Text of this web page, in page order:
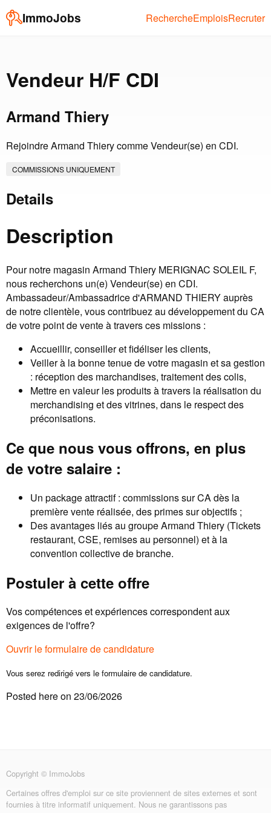
ImmoJobs RechercheEmploisRecruter
Vendeur H/F CDI
Armand Thiery
Rejoindre Armand Thiery comme Vendeur(se) en CDI.
COMMISSIONS UNIQUEMENT
Details
Description
Pour notre magasin Armand Thiery MERIGNAC SOLEIL F,
nous recherchons un(e) Vendeur(se) en CDI.
Ambassadeur/Ambassadrice d'ARMAND THIERY auprès
de notre clientèle, vous contribuez au développement du CA
de votre point de vente à travers ces missions :
Accueillir, conseiller et fidéliser les clients,
Veiller à la bonne tenue de votre magasin et sa gestion
: réception des marchandises, traitement des colis,
Mettre en valeur les produits à travers la réalisation du
merchandising et des vitrines, dans le respect des
préconisations.
Ce que nous vous offrons, en plus
de votre salaire :
Un package attractif : commissions sur CA dès la
première vente réalisée, des primes sur objectifs ;
Des avantages liés au groupe Armand Thiery (Tickets
restaurant, CSE, remises au personnel) et à la
convention collective de branche.
Postuler à cette offre
Vos compétences et expériences correspondent aux
exigences de l'offre?
Ouvrir le formulaire de candidature
Vous serez redirigé vers le formulaire de candidature.
Posted here on 23/06/2026
Copyright © ImmoJobs
Certaines offres d'emploi sur ce site proviennent de sites externes et sont
fournies à titre informatif uniquement. Nous ne garantissons pas